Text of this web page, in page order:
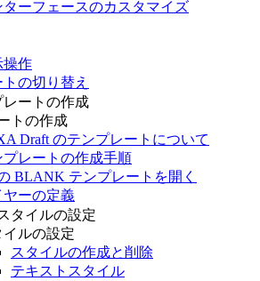
ターフェースのカスタマイズ
操作
トの切り替え
レートの作成
トの作成
Draft のテンプレートについて
プレートの作成手順
BLANK テンプレートを開く
ヤーの定義
タイルの設定
イルの設定
スタイルの作成と削除
テキストスタイル